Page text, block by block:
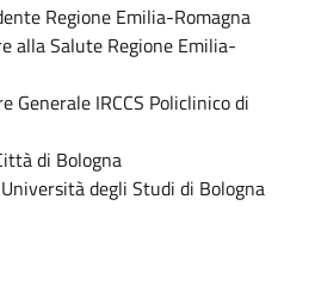
Regione Emilia-Romagna
alla Salute Regione Emilia-
Generale IRCCS Policlinico di
di Bologna
degli Studi di Bologna